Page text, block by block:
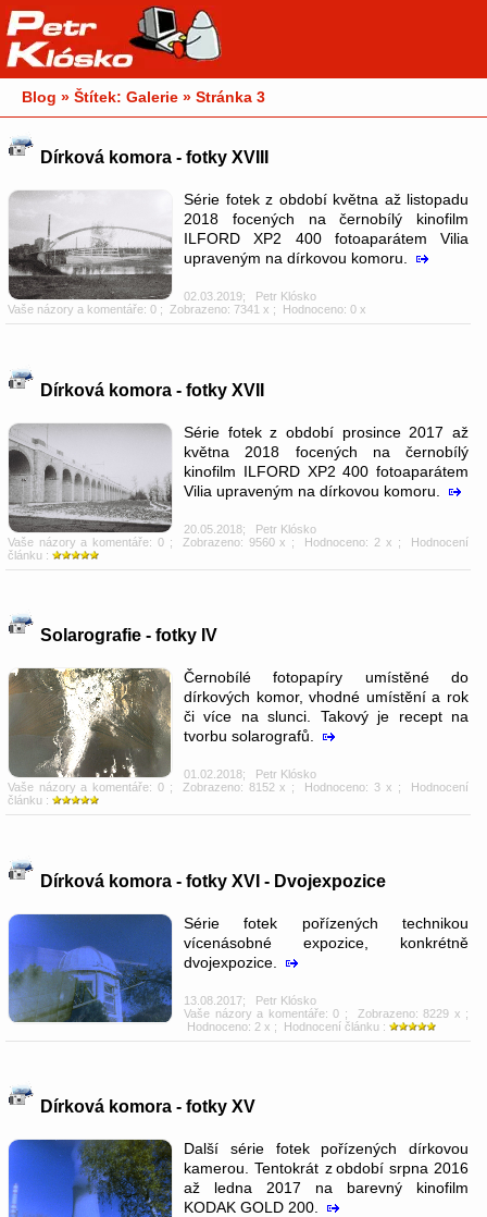
Blog » Štítek: Galerie » Stránka 3
Dírková komora - fotky XVIII
Série fotek z období května až listopadu
2018 focených na černobílý kinofilm
ILFORD XP2 400 fotoaparátem Vilia
upraveným na dírkovou komoru.
02.03.2019; Petr Klósko
Vaše názory a komentáře: 0 ; Zobrazeno: 7341 x ; Hodnoceno: 0 x
Dírková komora - fotky XVII
Série fotek z období prosince 2017 až
května 2018 focených na černobílý
kinofilm ILFORD XP2 400 fotoaparátem
Vilia upraveným na dírkovou komoru.
20.05.2018; Petr Klósko
Vaše názory a komentáře: 0; Zobrazeno: 9560 x ; Hodnoceno: 2 x ; Hodnocení
článku :
Solarografie - fotky IV
Černobílé fotopapíry umístěné do
dírkových komor, vhodné umístění a rok
či více na slunci. Takový je recept na
tvorbu solarografů.
01.02.2018; Petr Klósko
Vaše názory a komentáře: 0; Zobrazeno: 8152 x ; Hodnoceno: 3 x ; Hodnocení
článku :
Dírková komora - fotky XVI - Dvojexpozice
Série fotek pořízených technikou
vícenásobné expozice, konkrétně
dvojexpozice.
13.08.2017; Petr Klósko
Vaše názory a komentáře: 0 ; Zobrazeno: 8229 x ;
Hodnoceno: 2 x ; Hodnocení článku :
Dírková komora - fotky XV
Další série fotek pořízených dírkovou
kamerou. Tentokrát z období srpna 2016
až ledna 2017 na barevný kinofilm
KODAK GOLD 200.